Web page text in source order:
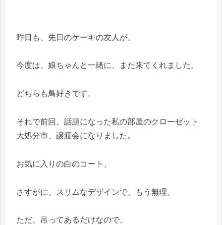
昨日も、先日のケーキの友人が、
今度は、娘ちゃんと一緒に、また来てくれました。
どちらも鳥好きです。
それで前回、話題になった私の部屋のクローゼット
大処分市、譲渡会になりました。
お気に入りの白のコート、
さすがに、スリムなデザインで、もう無理、
ただ、吊ってあるだけなので、